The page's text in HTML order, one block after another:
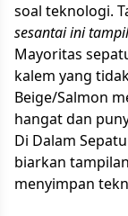
soal teknologi.
sesantai ini
Mayoritas
kalem yang
Beige/Salmon
hangat dan
Di Dalam
biarkan
menyimpan